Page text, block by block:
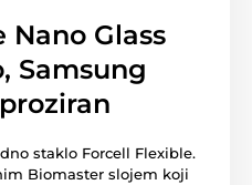
Nano Glass
Samsung
staklo Forcell Flexible.
Biomaster slojem koji